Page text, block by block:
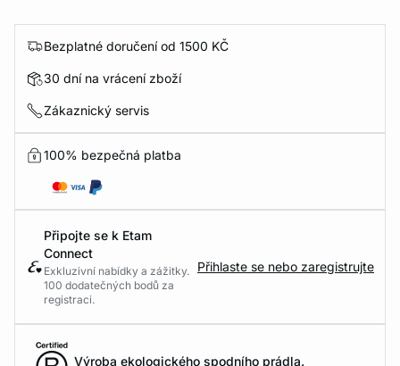
Bezplatné doručení od 1500 KČ
30 dní na vrácení zboží
Zákaznický servis
100% bezpečná platba
Připojte se k Etam
Connect
Exkluzivní nabídky a zážitky.
100 dodatečných bodů za
registraci.
Přihlaste se nebo zaregistrujte
Výroba ekologického spodního prádla.